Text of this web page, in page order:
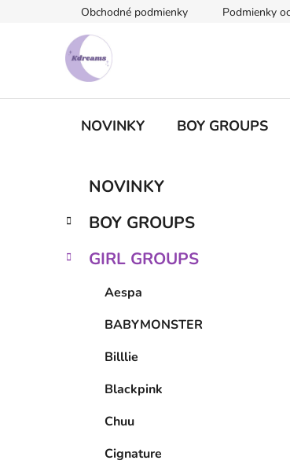
Obchodné podmienky Podmienky
NOVINKY BOY GROUPS
č
ý
Preskočiť
kategórie
e
ó
NOVINKY
BOY GROUPS
GIRL GROUPS
Aespa
BABYMONSTER
Billlie
Blackpink
Chuu
Cignature